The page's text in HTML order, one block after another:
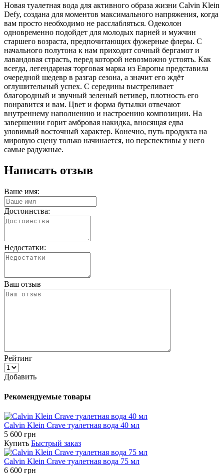
Новая туалетная вода для активного образа жизни Calvin Klein
Defy, создана для моментов максимального напряжения, когда
вам просто необходимо не расслабляться. Одеколон
одновременно подойдет для молодых парней и мужчин
старшего возраста, предпочитающих фужерные флеры. С
начального полутона к нам приходит сочный бергамот и
лавандовая страсть, перед которой невозможно устоять. Как
всегда, легендарная торговая марка из Европы представила
очередной шедевр в разгар сезона, а значит его ждёт
оглушительный успех. С середины выстреливает
благородный и звучный зеленый ветивер, плотность его
понравится и вам. Цвет и форма бутылки отвечают
внутреннему наполнению и настроению композиции. На
завершении горит амбровая накидка, вносящая едва
уловимый восточный характер. Конечно, путь продукта на
мировую сцену только начинается, но перспективы у него
самые радужные.
Написать отзыв
Ваше имя:
Достоинства:
Недостатки:
Ваш отзыв
Рейтинг
Добавить
Рекомендуемые товары
Calvin Klein Crave туалетная вода 40 мл
5 600 грн
Купить Быстрый заказ
Calvin Klein Crave туалетная вода 75 мл
6 600 грн